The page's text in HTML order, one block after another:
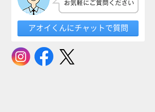
アオイくんにチャットで質問